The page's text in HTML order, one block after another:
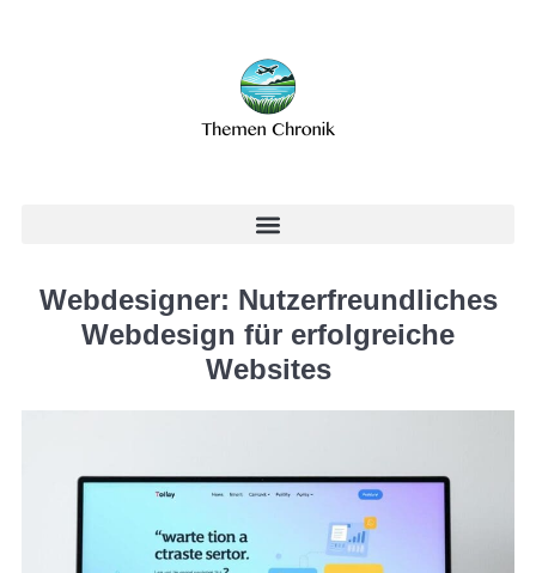
Webdesigner: Nutzerfreundliches
Webdesign für erfolgreiche
Websites